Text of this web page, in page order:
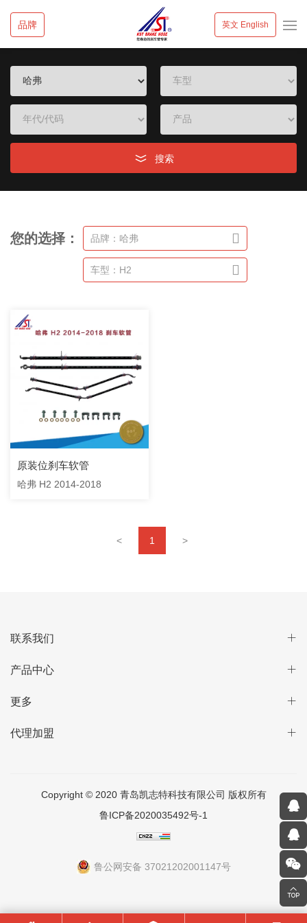
品牌 英文 English
搜索
您的选择： 品牌：哈弗
车型：H2
原装位刹车软管
哈弗 H2 2014-2018
< 1 >
联系我们
产品中心
更多
代理加盟
Copyright © 2020 青岛凯志特科技有限公司 版权所有
鲁ICP备2020035492号-1
鲁公网安备 37021202001147号